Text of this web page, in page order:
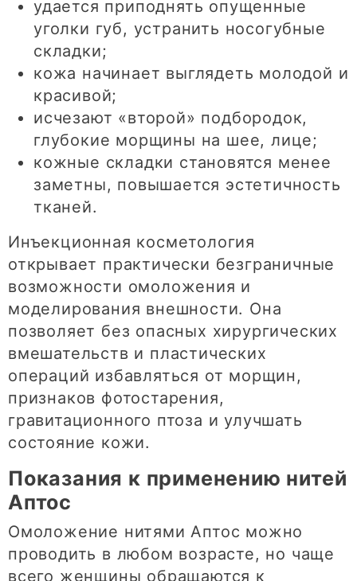
удается приподнять опущенные
уголки губ, устранить носогубные
складки;
кожа начинает выглядеть молодой и
красивой;
исчезают «второй» подбородок,
глубокие морщины на шее, лице;
кожные складки становятся менее
заметны, повышается эстетичность
тканей.
Инъекционная косметология
открывает практически безграничные
возможности омоложения и
моделирования внешности. Она
позволяет без опасных хирургических
вмешательств и пластических
операций избавляться от морщин,
признаков фотостарения,
гравитационного птоза и улучшать
состояние кожи.
Показания к применению нитей
Аптос
Омоложение нитями Аптос можно
проводить в любом возрасте, но чаще
всего женщины обращаются к